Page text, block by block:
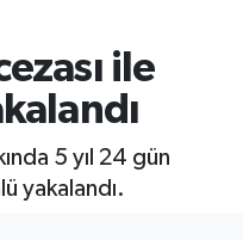
ile
5 yıl 24 gün
yakalandı.